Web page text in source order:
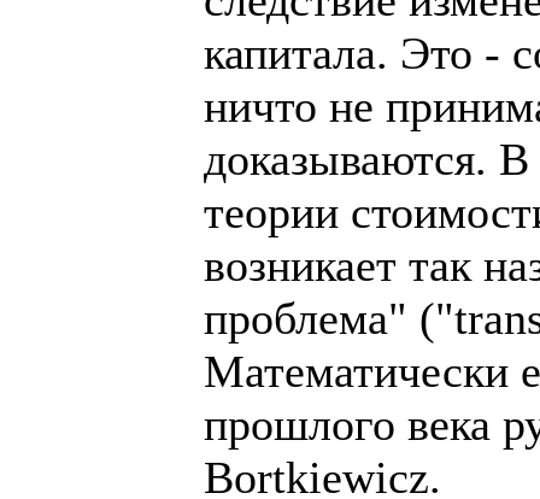
капитала. Это -
ничто не
доказываются.
теории
возникает так
проблема"
Математически
прошлого века
Bortkiewicz.